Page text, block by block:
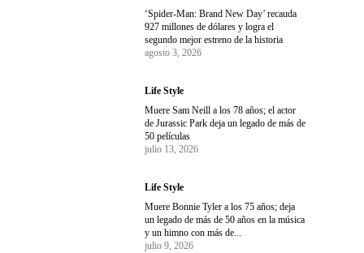
‘Spider-Man: Brand New Day’ recauda
927 millones de dólares y logra el
segundo mejor estreno de la historia
agosto 3, 2026
Life Style
Muere Sam Neill a los 78 años; el actor
de Jurassic Park deja un legado de más de
50 películas
julio 13, 2026
Life Style
Muere Bonnie Tyler a los 75 años; deja
un legado de más de 50 años en la música
y un himno con más de...
julio 9, 2026